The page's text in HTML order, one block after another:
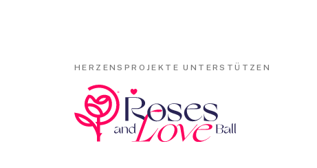
HERZENSPROJEKTE UNTERSTÜTZEN